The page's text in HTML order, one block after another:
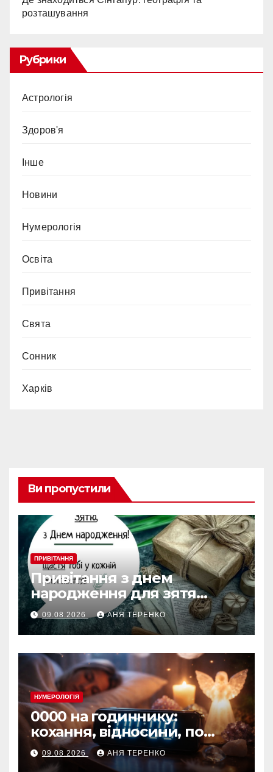
розташування
Рубрики
Астрологія
Здоров'я
Інше
Новини
Нумерологія
Освіта
Привітання
Свята
Сонник
Харків
Ви пропустили
ПРИВІТАННЯ
Привітання з днем
народження для зятя
своїми словами
09.08.2026 АНЯ ТЕРЕНКО
НУМЕРОЛОГІЯ
0000 на годиннику:
кохання, відносини, по
дням тижня
09.08.2026 АНЯ ТЕРЕНКО